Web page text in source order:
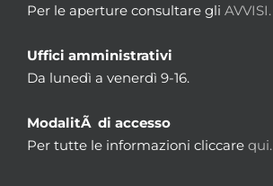
Per le aperture consultare gli AVVISI.
Uffici amministrativi
Da lunedì a venerdì 9-16.
ModalitÃ di accesso
Per tutte le informazioni cliccare qui.